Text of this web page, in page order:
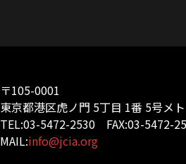
〒105-0001
東京都港区虎ノ門 5丁目 1番 5号メ
TEL:03-5472-2530 FAX:03-5472-
MAIL:info@jcia.org